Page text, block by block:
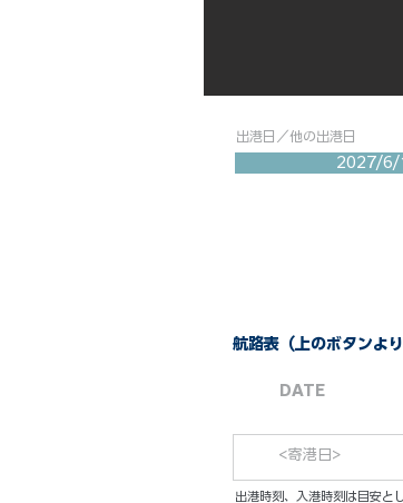
出港日／他の出港日
2027/6/
航路表（上のボタンよ
DATE
<寄港日>
出港時刻、入港時刻は目安と